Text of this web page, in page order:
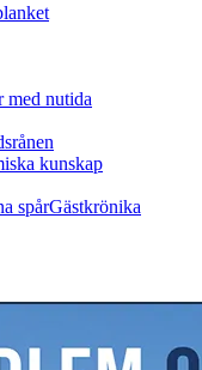
med nutida
kunskap
spårGästkrönika